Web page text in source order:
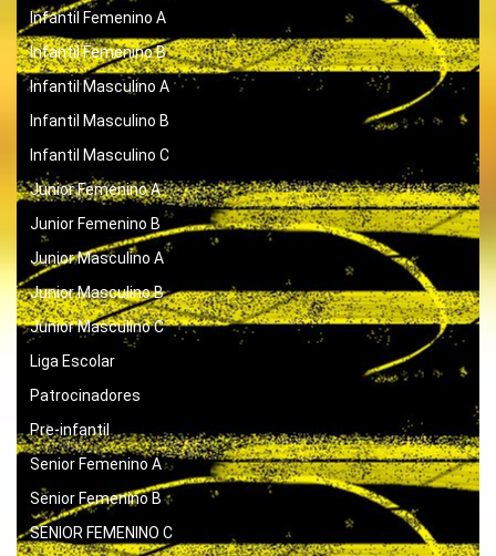
Infantil Femenino A
Infantil Femenino B
Infantil Masculino A
Infantil Masculino B
Infantil Masculino C
Junior Femenino A
Junior Femenino B
Junior Masculino A
Junior Masculino B
Junior Masculino C
Liga Escolar
Patrocinadores
Pre-infantil
Senior Femenino A
Senior Femenino B
SENIOR FEMENINO C